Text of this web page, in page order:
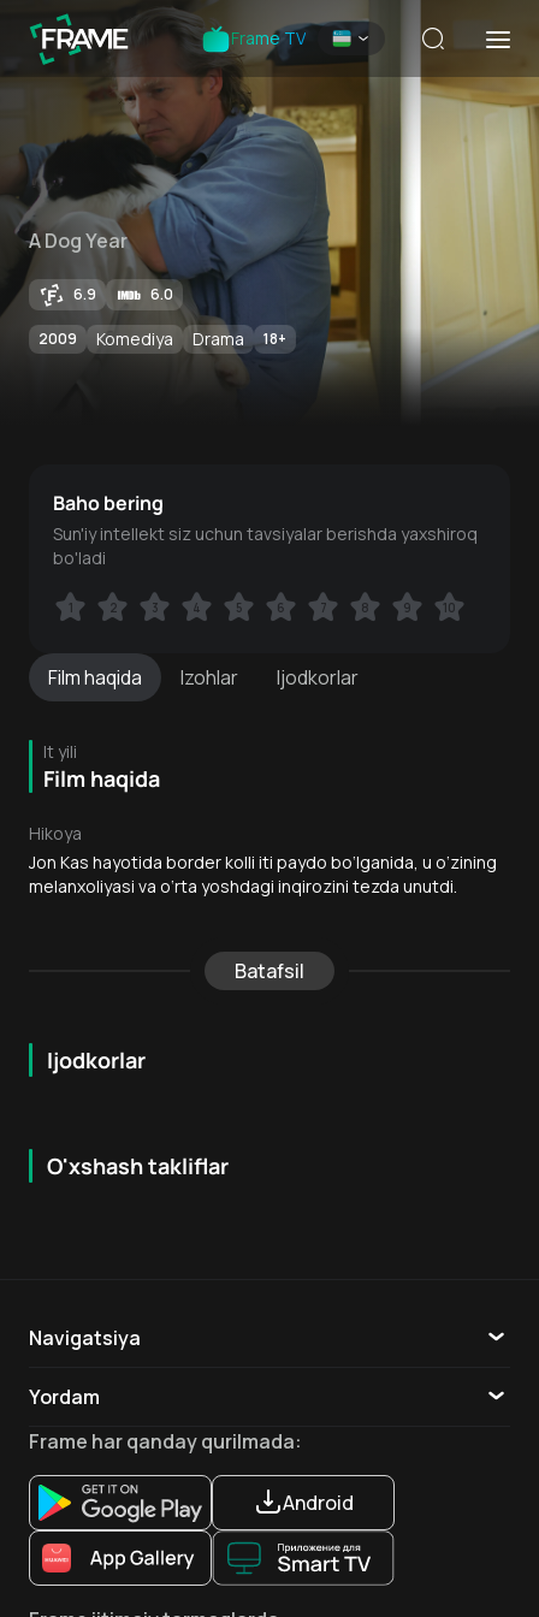
Frame TV
A Dog Year
6.9 6.0
2009 Komediya Drama 18+
Filmhaqida Izohlar Ijodkorlar
It yili
Film haqida
Hikoya
Jon Kas hayotida border kolli iti paydo bo‘lganida, u o‘zining
melanxoliyasi va o‘rta yoshdagi inqirozini tezda unutdi.
Batafsil
Ijodkorlar
Baho bering
Sun'iy intellekt siz uchun tavsiyalar berishda yaxshiroq
bo'ladi
1 2 3 4 5 6 7 8 9 10
1 2 3 4 5 6 7 8 9 10
O'xshash takliflar
18 + 6.8
Navigatsiya
Yordam
Aloqa
Ilovalar
Frame har qanday qurilmada:
Android